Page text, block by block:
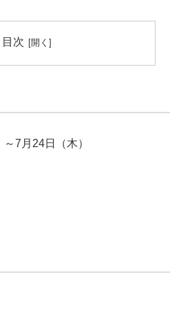
目次
7月24日（木）